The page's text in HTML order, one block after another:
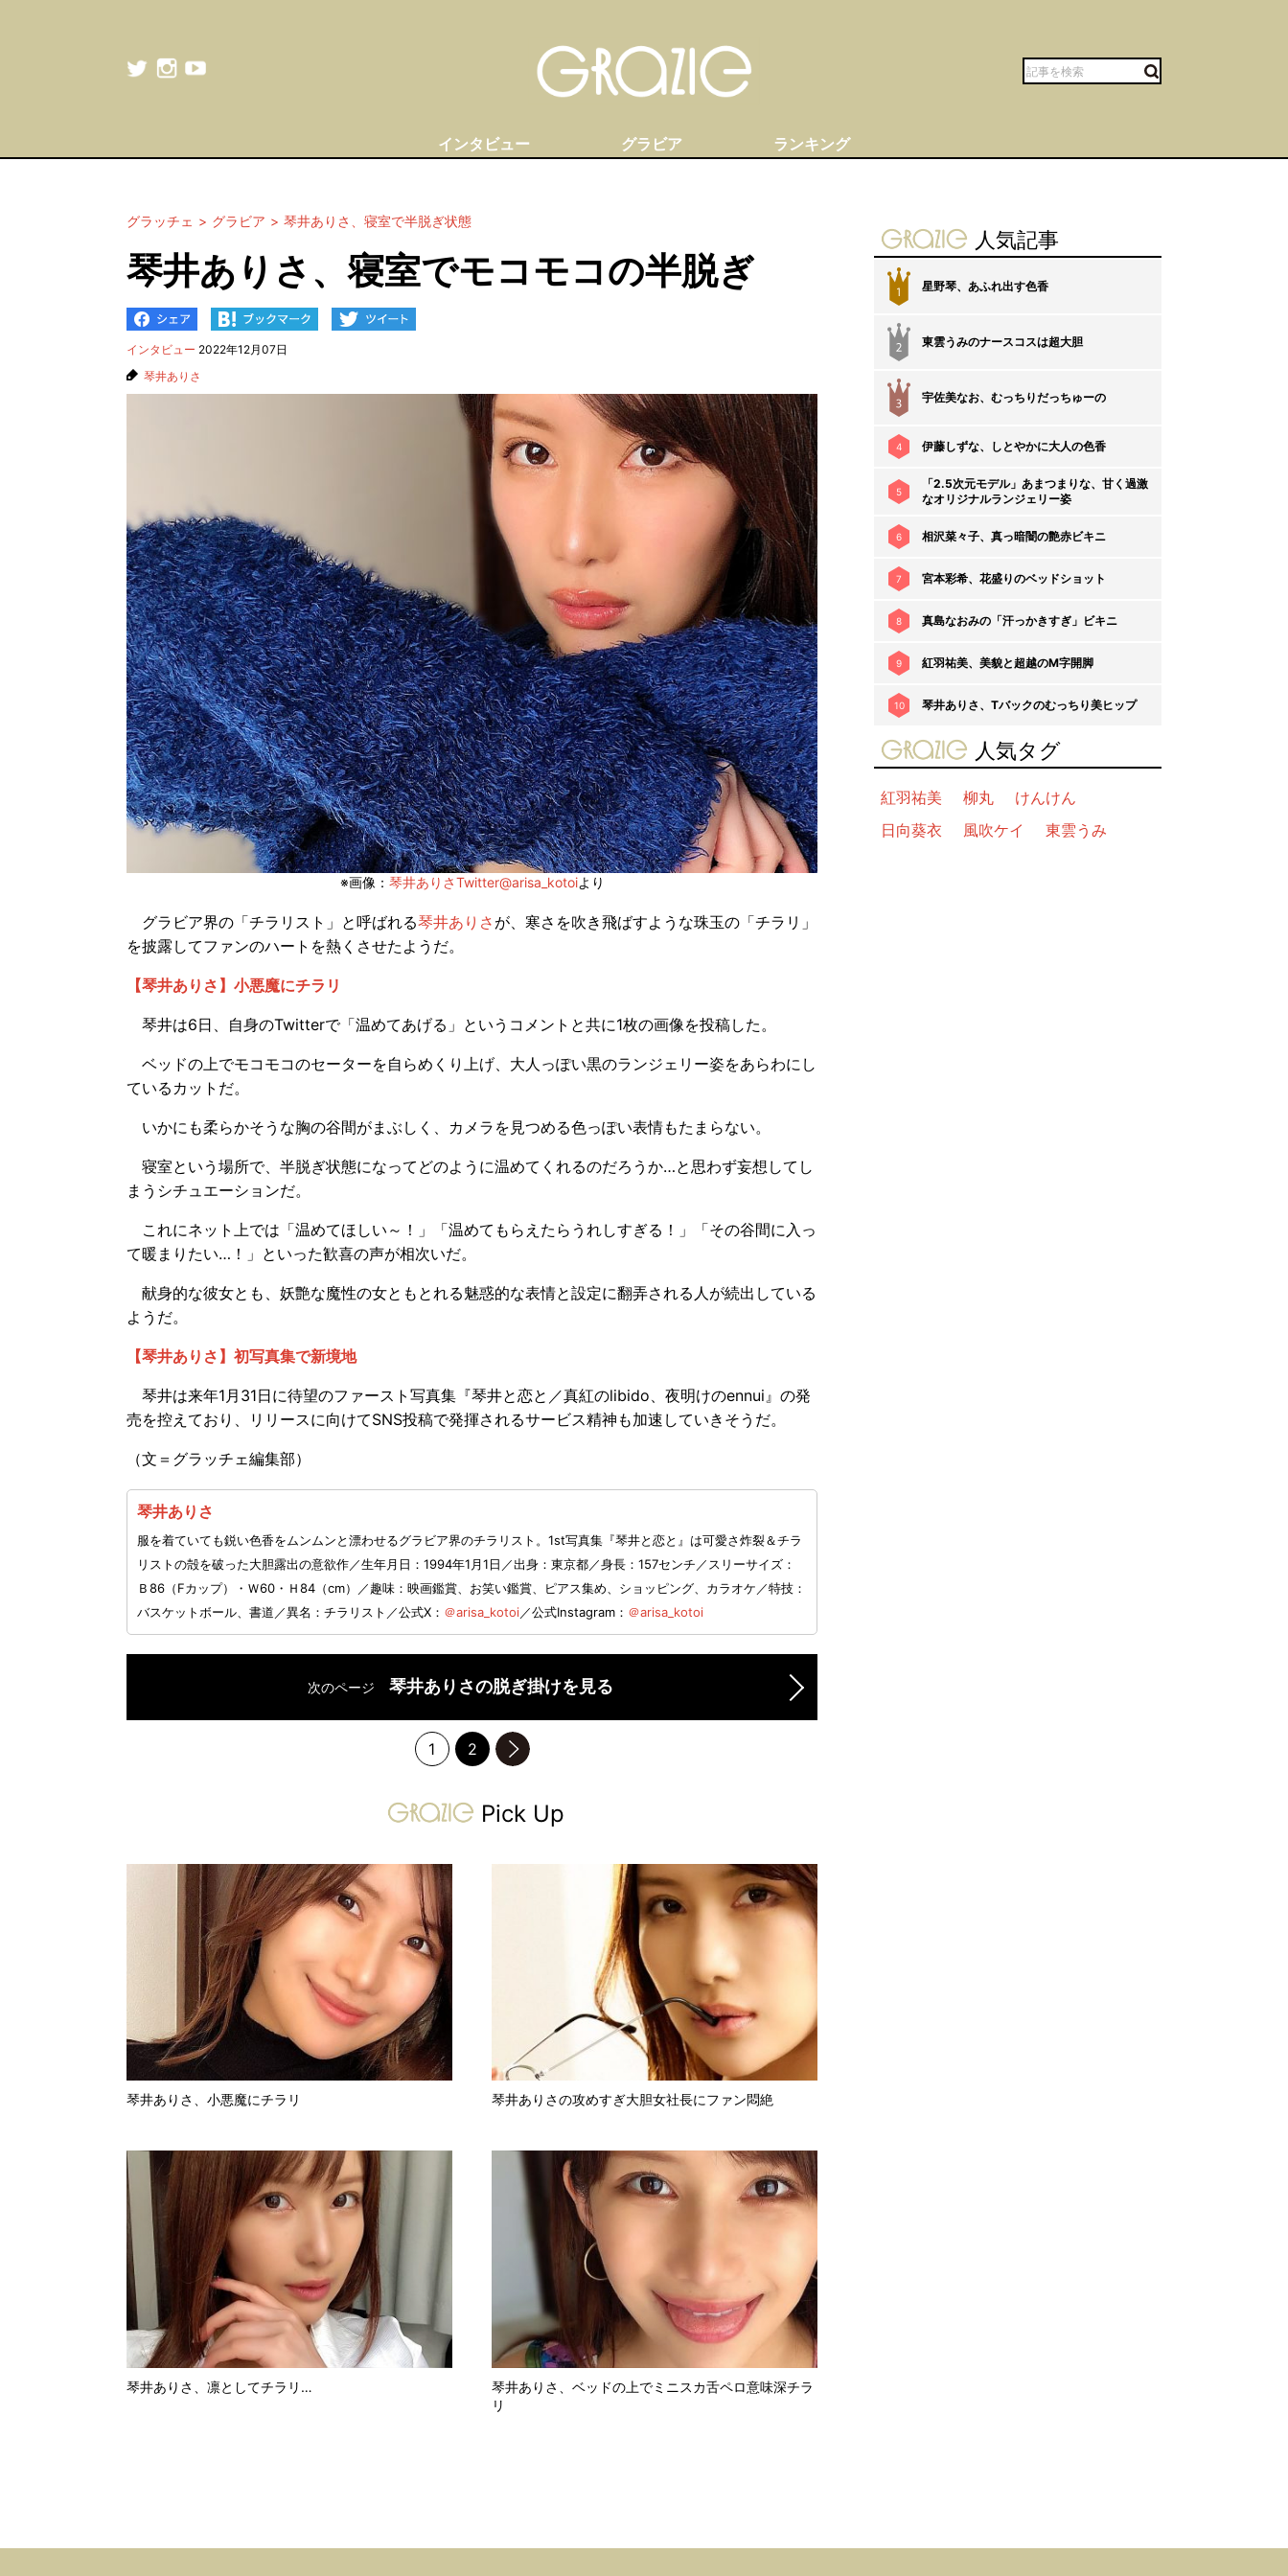
インタビュー グラビア ランキング
グラッチェ グラビア 琴井ありさ、寝室で半脱ぎ状態
琴井ありさ、寝室でモコモコの半脱ぎ
インタビュー 2022年12月07日
琴井ありさ
※画像： 琴井ありさTwitter@arisa_kotoiより
グラビア界の「チラリスト」と呼ばれる琴井ありさ が、寒さを吹き飛ばすような珠玉の「チラリ」
を披露してファンのハートを熱くさせたようだ。
【琴井ありさ】小悪魔にチラリ
琴井は6日、自身のTwitterで「温めてあげる」というコメントと共に1枚の画像を投稿した。
ベッドの上でモコモコのセーターを自らめくり上げ、大人っぽい黒のランジェリー姿をあらわにし
ているカットだ。
いかにも柔らかそうな胸の谷間がまぶしく、カメラを見つめる色っぽい表情もたまらない。
寝室という場所で、半脱ぎ状態になってどのように温めてくれるのだろうか…と思わず妄想してし
まうシチュエーションだ。
これにネット上では「温めてほしい～！」「温めてもらえたらうれしすぎる！」「その谷間に入っ
て暖まりたい…！」といった歓喜の声が相次いだ。
献身的な彼女とも、妖艶な魔性の女ともとれる魅惑的な表情と設定に翻弄される人が続出している
ようだ。
【琴井ありさ】初写真集で新境地
琴井は来年1月31日に待望のファースト写真集『琴井と恋と／真紅のlibido、夜明けのennui』の発
売を控えており、リリースに向けてSNS投稿で発揮されるサービス精神も加速していきそうだ。
（文＝グラッチェ編集部）
琴井ありさ
服を着ていても鋭い色香をムンムンと漂わせるグラビア界のチラリスト。1st写真集『琴井と恋と』は可愛さ炸裂＆チラ
リストの殻を破った大胆露出の意欲作／生年月日：1994年1月1日／出身：東京都／身長：157センチ／スリーサイズ：
Ｂ86（Fカップ）・Ｗ60・Ｈ84（cm）／趣味：映画鑑賞、お笑い鑑賞、ピアス集め、ショッピング、カラオケ／特技：
バスケットボール、書道／異名：チラリスト／公式X： ＠arisa_kotoi／公式Instagram： ＠arisa_kotoi
次のページ 琴井ありさの脱ぎ掛けを見る
1 2
次のページへ
gravure-grazie
Pick Up
琴井ありさ、小悪魔にチラリ 琴井ありさの攻めすぎ大胆女社長にファン悶絶
琴井ありさ、凛としてチラリ…
琴井ありさ、ベッドの上でミニスカ舌ペロ意味深チラ
リ
gravure-grazie
人気記事
1 星野琴、あふれ出す色香
東雲うみのナースコスは超大胆
宇佐美なお、むっちりだっちゅーの
4 伊藤しずな、しとやかに大人の色香
5
「2.5次元モデル」あまつまりな、甘く過激
なオリジナルランジェリー姿
6 相沢菜々子、真っ暗闇の艶赤ビキニ
7 宮本彩希、花盛りのベッドショット
8 真島なおみの「汗っかきすぎ」ビキニ
9 紅羽祐美、美貌と超越のM字開脚
10 琴井ありさ、Tバックのむっちり美ヒップ
gravure-grazie
人気タグ
紅羽祐美 柳丸
けんけん
日向葵衣
風吹ケイ 東雲うみ